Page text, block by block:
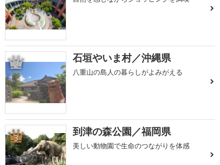
2 石垣やいま村／沖縄県
八重山の島人の暮らしがよみがえる
3 到津の森公園／福岡県
美しい動物園で生命のつながりを体感